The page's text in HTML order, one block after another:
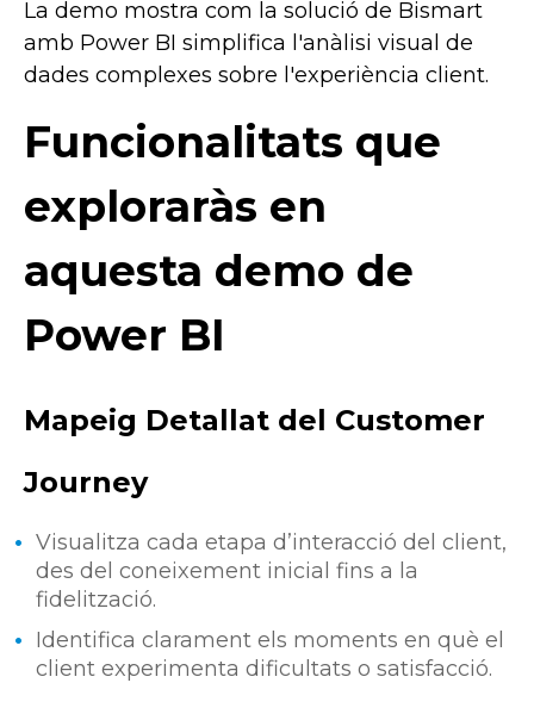
La demo mostra com la solució de Bismart
amb Power BI simplifica l'anàlisi visual de
dades complexes sobre l'experiència client.
Funcionalitats que
exploraràs en
aquesta demo de
Power BI
Mapeig Detallat del Customer
Journey
Visualitza cada etapa d’interacció del client,
des del coneixement inicial fins a la
fidelització.
Identifica clarament els moments en què el
client experimenta dificultats o satisfacció.